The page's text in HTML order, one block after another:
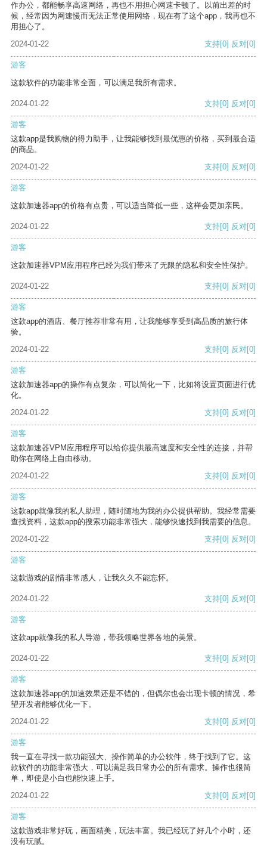
作办公，都能畅享高速网络，再也不用担心网速卡顿了。以前出差的时
候，经常因为网速慢而无法正常使用网络，现在有了这个app，我再也不
用担心了。
2024-01-22
支持[0] 反对[0]
游客
这款软件的功能非常全面，可以满足我所有需求。
2024-01-22 支持[0] 反对[0]
游客
这款app是我购物的得力助手，让我能够找到最优惠的价格，买到最合适
的商品。
2024-01-22
支持[0] 反对[0]
游客
这款加速器app的价格有点贵，可以适当降低一些，这样会更加亲民。
2024-01-22 支持[0] 反对[0]
游客
这款加速器VPM应用程序已经为我们带来了无限的隐私和安全性保护。
2024-01-22 支持[0] 反对[0]
游客
这款app的酒店、餐厅推荐非常有用，让我能够享受到高品质的旅行体
验。
2024-01-22
支持[0] 反对[0]
游客
这款加速器app的操作有点复杂，可以简化一下，比如将设置页面进行优
化。
2024-01-22
支持[0] 反对[0]
游客
这款加速器VPM应用程序可以给你提供最高速度和安全性的连接，并帮
助你在网络上自由移动。
2024-01-22
支持[0] 反对[0]
游客
这款app就像我的私人助理，随时随地为我的办公提供帮助。我经常需要
查找资料，这款app的搜索功能非常强大，能够快速找到我需要的信息。
2024-01-22
支持[0] 反对[0]
游客
这款游戏的剧情非常感人，让我久久不能忘怀。
2024-01-22 支持[0] 反对[0]
游客
这款app就像我的私人导游，带我领略世界各地的美景。
2024-01-22 支持[0] 反对[0]
游客
这款加速器app的加速效果还是不错的，但偶尔也会出现卡顿的情况，希
望开发者能够优化一下。
2024-01-22
支持[0] 反对[0]
游客
我一直在寻找一款功能强大、操作简单的办公软件，终于找到了它。这
款软件的功能非常强大，可以满足我日常办公的所有需求。操作也很简
单，即使是小白也能快速上手。
2024-01-22
支持[0] 反对[0]
游客
这款游戏非常好玩，画面精美，玩法丰富。我已经玩了好几个小时，还
没有玩腻。